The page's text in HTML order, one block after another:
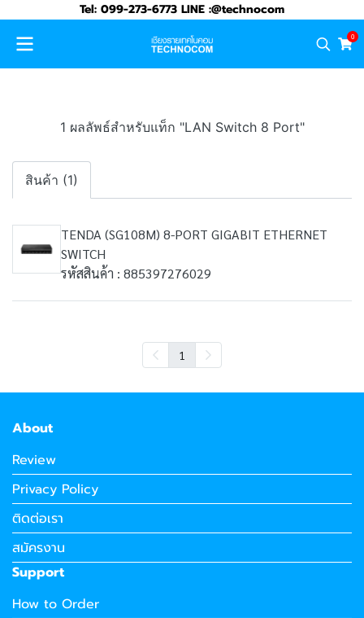
Tel: 099-273-6773 LINE :@technocom
0
1 ผลลัพธ์สำหรับแท็ก "LAN Switch 8 Port"
สินค้า (1)
TENDA (SG108M) 8-PORT GIGABIT ETHERNET
SWITCH
รหัสสินค้า : 885397276029
1
About
Review
Privacy Policy
ติดต่อเรา
สมัครงาน
Support
How to Order